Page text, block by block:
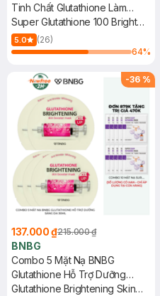
Tinh Chất Glutathione Làm
Sáng Da 30g
Super Glutathione 100 Bright
Mask
5.0
(26)
64%
-36 %
137.000 ₫215.000 ₫
BNBG
Combo 5 Mặt Nạ BNBG
Glutathione Hỗ Trợ Dưỡng
Sáng Da 30ml
Glutathione Brightening Skin